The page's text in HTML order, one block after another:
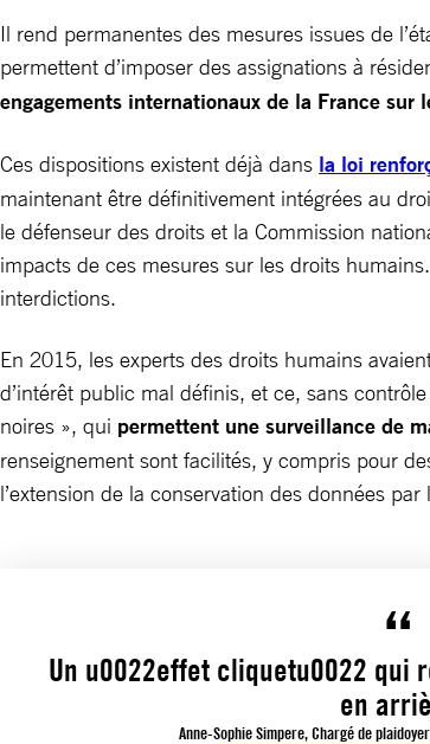
Il rend permanentes des mesures issues de
permettent d’imposer des assignations à
engagements internationaux de la France sur
Ces dispositions existent déjà dans la loi
maintenant être définitivement intégrées au
le défenseur des droits et la Commission
impacts de ces mesures sur les droits
­interdictions.
En 2015, les experts des droits humains
d’intérêt public mal définis, et ce, sans
noires », qui permettent une surveillance de
renseignement sont facilités, y compris pour
l’extension de la conservation des données
Un u0022effet cliquetu0022
en
Anne-Sophie Simpere, Chargé de